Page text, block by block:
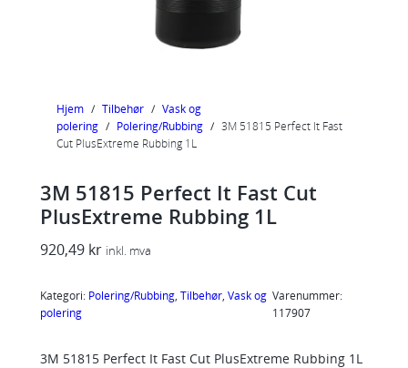
Hjem / Tilbehør / Vask og
polering / Polering/Rubbing / 3M 51815 Perfect It Fast
Cut PlusExtreme Rubbing 1L
3M 51815 Perfect It Fast Cut
PlusExtreme Rubbing 1L
920,49 kr inkl. mva
Kategori: Polering/Rubbing, Tilbehør, Vask og
polering
Varenummer:
117907
3M 51815 Perfect It Fast Cut PlusExtreme Rubbing 1L